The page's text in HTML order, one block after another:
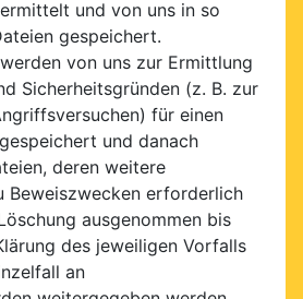
und von uns in so
gespeichert.
von uns zur Ermittlung
Sicherheitsgründen (z. B. zur
für einen
und danach
deren weitere
Beweiszwecken erforderlich
ausgenommen bis
des jeweiligen Vorfalls
an